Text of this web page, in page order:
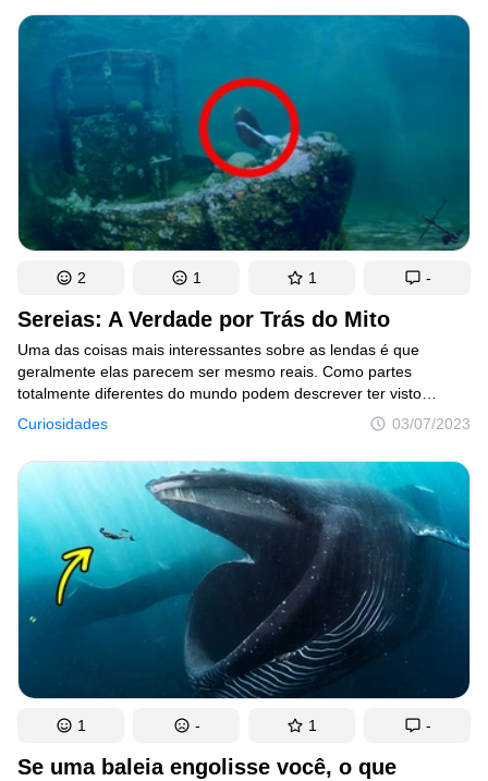
bastante a boca. Isso vai definitivamente fortalecer e tonificar
os músculos da mandíbula!
Sereias: A Verdade por Trás do Mito
Curiosidades 03/07/2023
Uma das coisas mais interessantes sobre as lendas é que
geralmente elas parecem ser mesmo reais. Como partes
totalmente diferentes do mundo podem descrever ter visto
exatamente a mesma coisa durante séculos?! Será que
é mesmo tão ridículo perguntar: “será que as sereias não
passam de um mito?” Será que essas criaturas metade-humanas
e metade-peixe realmente existiram ou existem? Será que elas
são bonitas como a sereia ruiva que a Disney apresentou para
o mundo em 1989, ou são menos glamorosas?Por incrível que
pareça, cientistas e historiadores têm se interessado pela
existência das sereias por anos. Hoje, vamos recorrer à pesquisa
deles para descobrir a verdade!
2 1 1 -
Se uma baleia engolisse você, o que
1 - 1 -